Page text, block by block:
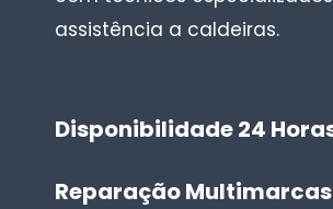
assistência a caldeiras.
Disponibilidade 24
Reparação Multimarcas